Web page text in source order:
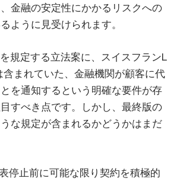
金融の安定性にかかるリスクへの
ように見受けられます。
規定する立法案に、スイスフランL
含まれていた、金融機関が顧客に代
を通知するという明確な要件が存
すべき点です。しかし、最終版の
な規定が含まれるかどうかはまだ
停止前に可能な限り契約を積極的